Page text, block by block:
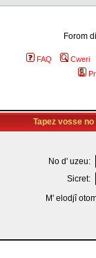
Forom
FAQ
Cweri
Tapez vosse
No d' uzeu:
Sicret:
M' elodjî